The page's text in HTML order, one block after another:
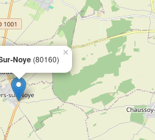
Noye (80160)
×